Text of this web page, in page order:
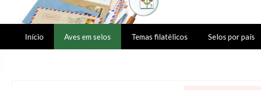
Início Aves em selos Temas filatélicos Selos por país